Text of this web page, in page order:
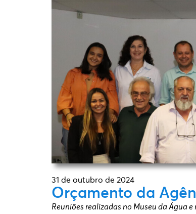
31 de outubro de 2024
Orçamento da
Reuniões realizadas no Museu da Água